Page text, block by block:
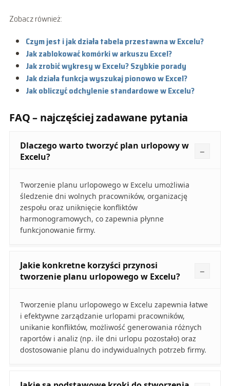
Zobacz również:
Czym jest i jak działa tabela przestawna w Excelu?
Jak zablokować komórki w arkuszu Excel?
Jak zrobić wykresy w Excelu? Szybkie porady
Jak działa funkcja wyszukaj pionowo w Excel?
Jak obliczyć odchylenie standardowe w Excelu?
FAQ – najczęściej zadawane pytania
Dlaczego warto tworzyć plan urlopowy w
Excelu?
Tworzenie planu urlopowego w Excelu umożliwia
śledzenie dni wolnych pracowników, organizację
zespołu oraz uniknięcie konfliktów
harmonogramowych, co zapewnia płynne
funkcjonowanie firmy.
Jakie konkretne korzyści przynosi
tworzenie planu urlopowego w Excelu?
Tworzenie planu urlopowego w Excelu zapewnia łatwe
i efektywne zarządzanie urlopami pracowników,
unikanie konfliktów, możliwość generowania różnych
raportów i analiz (np. ile dni urlopu pozostało) oraz
dostosowanie planu do indywidualnych potrzeb firmy.